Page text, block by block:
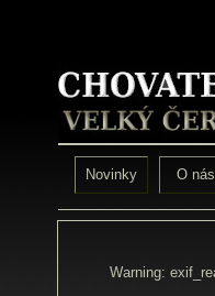
Novinky O nás
Warning: